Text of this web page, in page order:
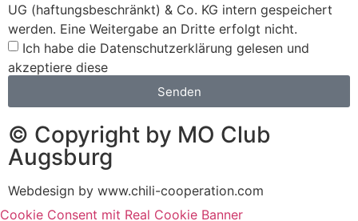
UG (haftungsbeschränkt) & Co. KG intern gespeichert
werden. Eine Weitergabe an Dritte erfolgt nicht.
Ich habe die Datenschutzerklärung gelesen und
akzeptiere diese
Senden
© Copyright by MO Club
Augsburg
Webdesign by www.chili-cooperation.com
Cookie Consent mit Real Cookie Banner